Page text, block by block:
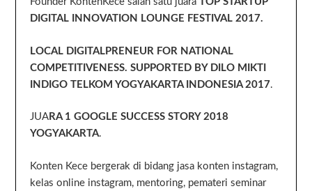
DIGITAL INNOVATION LOUNGE FESTIVAL 2017.
LOCAL DIGITALPRENEUR FOR NATIONAL
COMPETITIVENESS. SUPPORTED BY DILO MIKTI
INDIGO TELKOM YOGYAKARTA INDONESIA 2017.
JUA RA 1 GOOGLE SUCCESS STORY 2018
YOGYAKARTA.
Konten Kece bergerak di bidang jasa konten instagram,
kelas online instagram, mentoring, pemateri seminar